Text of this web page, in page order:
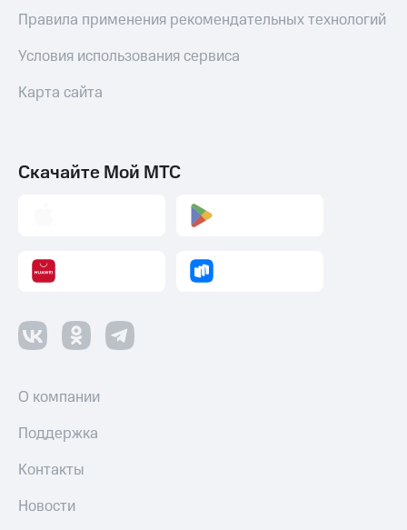
Правила применения рекомендательных технологий
Условия использования сервиса
Карта сайта
Скачайте Мой МТС
О компании
Поддержка
Контакты
Новости